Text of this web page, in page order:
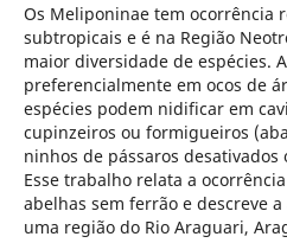
Os Meliponinae tem ocorrência
subtropicais e é na Região
maior diversidade de espécies.
preferencialmente em ocos de
espécies podem nidificar em
cupinzeiros ou formigueiros
ninhos de pássaros desativados
Esse trabalho relata a
abelhas sem ferrão e descreve
uma região do Rio Araguari,